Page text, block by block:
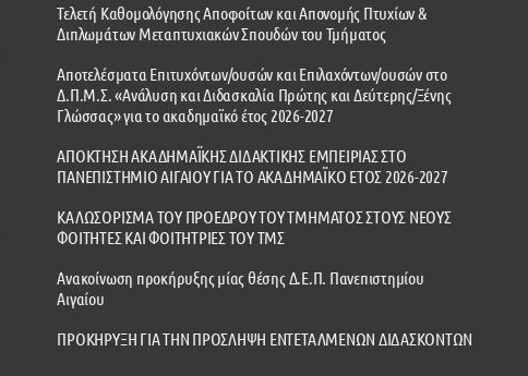
Τελετή Καθομολόγησης Αποφοίτων και Απονομής Πτυχίων &
Διπλωμάτων Μεταπτυχιακών Σπουδών του Τμήματος
Αποτελέσματα Επιτυχόντων/ουσών και Επιλαχόντων/ουσών στο
Δ.Π.Μ.Σ. «Ανάλυση και Διδασκαλία Πρώτης και Δεύτερης/Ξένης
Γλώσσας» για το ακαδημαϊκό έτος 2026-2027
ΑΠΟΚΤΗΣΗ ΑΚΑΔΗΜΑΪΚΗΣ ΔΙΔΑΚΤΙΚΗΣ ΕΜΠΕΙΡΙΑΣ ΣΤΟ
ΠΑΝΕΠΙΣΤΗΜΙΟ ΑΙΓΑΙΟΥ ΓΙΑ ΤΟ ΑΚΑΔΗΜΑΪΚΟ ΕΤΟΣ 2026-2027
ΚΑΛΩΣΟΡΙΣΜΑ ΤΟΥ ΠΡΟΕΔΡΟΥ ΤΟΥ ΤΜΗΜΑΤΟΣ ΣΤΟΥΣ ΝΕΟΥΣ
ΦΟΙΤΗΤΕΣ ΚΑΙ ΦΟΙΤΗΤΡΙΕΣ ΤΟΥ ΤΜΣ
Ανακοίνωση προκήρυξης μίας θέσης Δ.Ε.Π. Πανεπιστημίου
Αιγαίου
ΠΡΟΚΗΡΥΞΗ ΓΙΑ ΤΗΝ ΠΡΟΣΛΗΨΗ ΕΝΤΕΤΑΛΜΕΝΩΝ ΔΙΔΑΣΚΟΝΤΩΝ